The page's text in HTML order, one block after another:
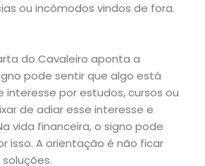
ou incômodos vindos de fora.
do Cavaleiro aponta a
pode sentir que algo está
por estudos, cursos ou
de adiar esse interesse e
vida financeira, o signo pode
isso. A orientação é não ficar